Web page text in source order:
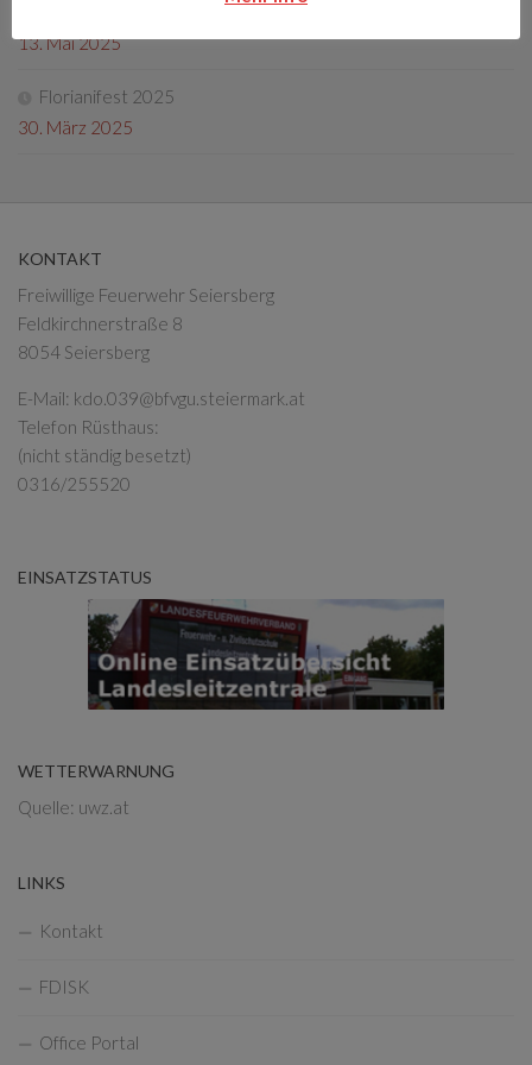
13. Mai 2025
Florianifest 2025
30. März 2025
KONTAKT
Freiwillige Feuerwehr Seiersberg
Feldkirchnerstraße 8
8054 Seiersberg
E-Mail: kdo.039@bfvgu.steiermark.at
Telefon Rüsthaus:
(nicht ständig besetzt)
0316/255520
EINSATZSTATUS
WETTERWARNUNG
Quelle: uwz.at
LINKS
Kontakt
FDISK
Office Portal